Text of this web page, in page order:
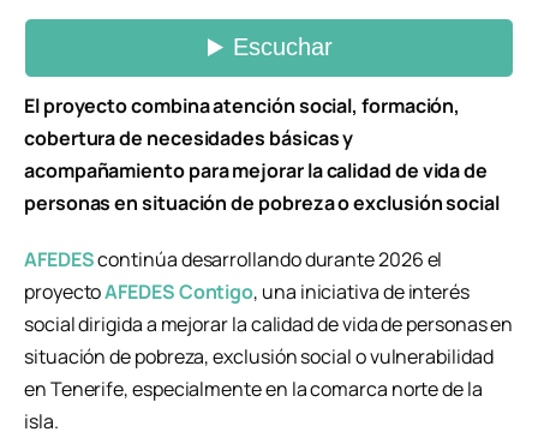
El proyecto combina atención social, formación,
cobertura de necesidades básicas y
acompañamiento para mejorar la calidad de vida de
personas en situación de pobreza o exclusión social
AFEDEScontinúa desarrollando durante 2026 el
proyectoAFEDES Contigo, una iniciativa de interés
social dirigida a mejorar la calidad de vida de personas en
situación de pobreza, exclusión social o vulnerabilidad
en Tenerife, especialmente en la comarca norte de la
isla.